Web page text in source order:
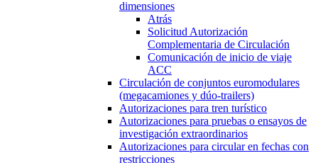
dimensiones
Atrás
Solicitud Autorización
Complementaria de Circulación
Comunicación de inicio de viaje
ACC
Circulación de conjuntos euromodulares
(megacamiones y dúo-trailers)
Autorizaciones para tren turístico
Autorizaciones para pruebas o ensayos de
investigación extraordinarios
Autorizaciones para circular en fechas con
restricciones